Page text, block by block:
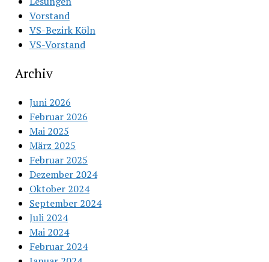
Vorstand
VS-Bezirk Köln
VS-Vorstand
Archiv
Juni 2026
Februar 2026
Mai 2025
März 2025
Februar 2025
Dezember 2024
Oktober 2024
September 2024
Juli 2024
Mai 2024
Februar 2024